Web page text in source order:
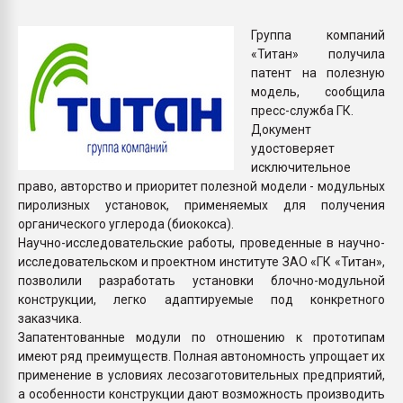
бутылок
ПЕРЕЙТИ НА
Группа компаний
«Титан» получила
патент на полезную
модель, сообщила
пресс-служба ГК.
Документ
удостоверяет
исключительное
право, авторство и приоритет полезной модели - модульных
пиролизных установок, применяемых для получения
органического углерода (биококса).
Научно-исследовательские работы, проведенные в научно-
исследовательском и проектном институте ЗАО «ГК «Титан»,
позволили разработать установки блочно-модульной
конструкции, легко адаптируемые под конкретного
заказчика.
Запатентованные модули по отношению к прототипам
имеют ряд преимуществ. Полная автономность упрощает их
применение в условиях лесозаготовительных предприятий,
а особенности конструкции дают возможность производить